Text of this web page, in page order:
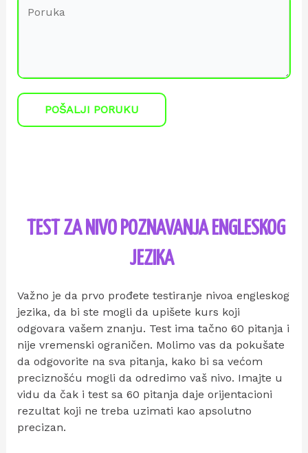
POŠALJI PORUKU
TEST ZA NIVO POZNAVANJA ENGLESKOG
JEZIKA
Važno je da prvo prođete testiranje nivoa engleskog
jezika, da bi ste mogli da upišete kurs koji
odgovara vašem znanju. Test ima tačno 60 pitanja i
nije vremenski ograničen. Molimo vas da pokušate
da odgovorite na sva pitanja, kako bi sa većom
preciznošću mogli da odredimo vaš nivo. Imajte u
vidu da čak i test sa 60 pitanja daje orijentacioni
rezultat koji ne treba uzimati kao apsolutno
precizan.